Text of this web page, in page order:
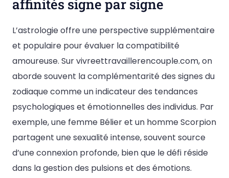
affinités signe par signe
L’astrologie offre une perspective supplémentaire
et populaire pour évaluer la compatibilité
amoureuse. Sur vivreettravaillerencouple.com, on
aborde souvent la complémentarité des signes du
zodiaque comme un indicateur des tendances
psychologiques et émotionnelles des individus. Par
exemple, une femme Bélier et un homme Scorpion
partagent une sexualité intense, souvent source
d’une connexion profonde, bien que le défi réside
dans la gestion des pulsions et des émotions.